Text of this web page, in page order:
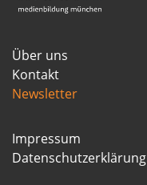
Über uns
Kontakt
Newsletter
Impressum
Datenschutzerklärung